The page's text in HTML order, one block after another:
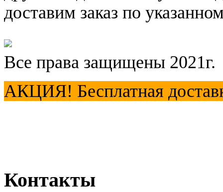
доставим заказ по
Все права защищены 2021г.
АКЦИЯ! Бесплатная
Контакты